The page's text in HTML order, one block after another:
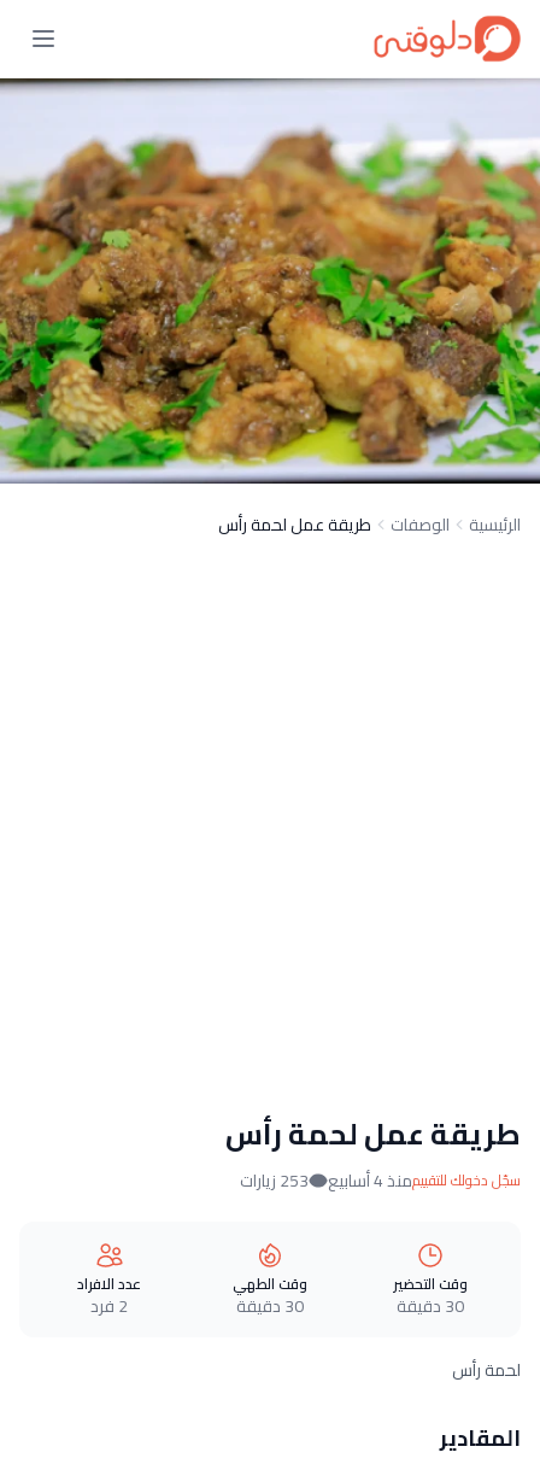
الرئيسية الوصفات طريقة عمل لحمة رأس
طريقة عمل لحمة رأس
سجّل دخولك للتقييممنذ 4 أسابيع 253 زيارات
وقت التحضير
30 دقيقة
وقت الطهي
30 دقيقة
عدد الافراد
2 فرد
لحمة رأس
المقادير